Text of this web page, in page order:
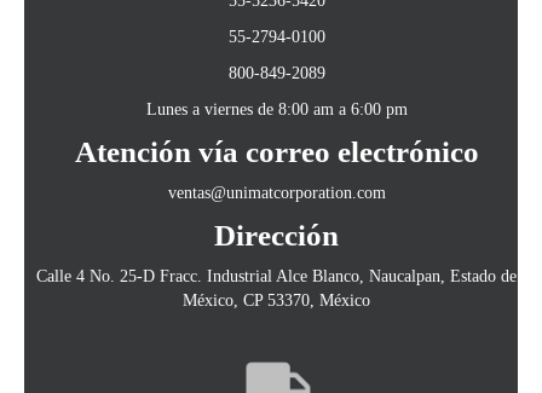
55-2794-0100
800-849-2089
Lunes a viernes de 8:00 am a 6:00 pm
Atención vía correo electrónico
ventas@unimatcorporation.com
Dirección
Calle 4 No. 25-D Fracc. Industrial Alce Blanco, Naucalpan, Estado de
México, CP 53370, México